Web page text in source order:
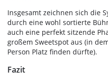
Insgesamt zeichnen sich die
durch eine wohl sortierte
auch eine perfekt sitzende
großem Sweetspot aus (in
Person Platz finden dürfte).
Fazit